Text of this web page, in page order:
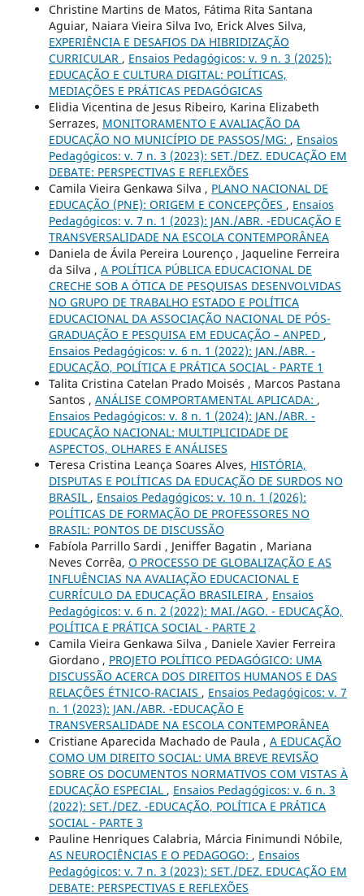
Christine Martins de Matos, Fátima Rita Santana
Aguiar, Naiara Vieira Silva Ivo, Erick Alves Silva,
EXPERIÊNCIA E DESAFIOS DA HIBRIDIZAÇÃO
CURRICULAR , Ensaios Pedagógicos: v. 9 n. 3 (2025):
EDUCAÇÃO E CULTURA DIGITAL: POLÍTICAS,
MEDIAÇÕES E PRÁTICAS PEDAGÓGICAS
Elidia Vicentina de Jesus Ribeiro, Karina Elizabeth
Serrazes, MONITORAMENTO E AVALIAÇÃO DA
EDUCAÇÃO NO MUNICÍPIO DE PASSOS/MG: , Ensaios
Pedagógicos: v. 7 n. 3 (2023): SET./DEZ. EDUCAÇÃO EM
DEBATE: PERSPECTIVAS E REFLEXÕES
Camila Vieira Genkawa Silva , PLANO NACIONAL DE
EDUCAÇÃO (PNE): ORIGEM E CONCEPÇÕES , Ensaios
Pedagógicos: v. 7 n. 1 (2023): JAN./ABR. -EDUCAÇÃO E
TRANSVERSALIDADE NA ESCOLA CONTEMPORÂNEA
Daniela de Ávila Pereira Lourenço , Jaqueline Ferreira
da Silva , A POLÍTICA PÚBLICA EDUCACIONAL DE
CRECHE SOB A ÓTICA DE PESQUISAS DESENVOLVIDAS
NO GRUPO DE TRABALHO ESTADO E POLÍTICA
EDUCACIONAL DA ASSOCIAÇÃO NACIONAL DE PÓS-
GRADUAÇÃO E PESQUISA EM EDUCAÇÃO – ANPED ,
Ensaios Pedagógicos: v. 6 n. 1 (2022): JAN./ABR. -
EDUCAÇÃO, POLÍTICA E PRÁTICA SOCIAL - PARTE 1
Talita Cristina Catelan Prado Moisés , Marcos Pastana
Santos , ANÁLISE COMPORTAMENTAL APLICADA: ,
Ensaios Pedagógicos: v. 8 n. 1 (2024): JAN./ABR. -
EDUCAÇÃO NACIONAL: MULTIPLICIDADE DE
ASPECTOS, OLHARES E ANÁLISES
Teresa Cristina Leança Soares Alves, HISTÓRIA,
DISPUTAS E POLÍTICAS DA EDUCAÇÃO DE SURDOS NO
BRASIL , Ensaios Pedagógicos: v. 10 n. 1 (2026):
POLÍTICAS DE FORMAÇÃO DE PROFESSORES NO
BRASIL: PONTOS DE DISCUSSÃO
Fabíola Parrillo Sardi , Jeniffer Bagatin , Mariana
Neves Corrêa, O PROCESSO DE GLOBALIZAÇÃO E AS
INFLUÊNCIAS NA AVALIAÇÃO EDUCACIONAL E
CURRÍCULO DA EDUCAÇÃO BRASILEIRA , Ensaios
Pedagógicos: v. 6 n. 2 (2022): MAI./AGO. - EDUCAÇÃO,
POLÍTICA E PRÁTICA SOCIAL - PARTE 2
Camila Vieira Genkawa Silva , Daniele Xavier Ferreira
Giordano , PROJETO POLÍTICO PEDAGÓGICO: UMA
DISCUSSÃO ACERCA DOS DIREITOS HUMANOS E DAS
RELAÇÕES ÉTNICO-RACIAIS , Ensaios Pedagógicos: v. 7
n. 1 (2023): JAN./ABR. -EDUCAÇÃO E
TRANSVERSALIDADE NA ESCOLA CONTEMPORÂNEA
Cristiane Aparecida Machado de Paula , A EDUCAÇÃO
COMO UM DIREITO SOCIAL: UMA BREVE REVISÃO
SOBRE OS DOCUMENTOS NORMATIVOS COM VISTAS À
EDUCAÇÃO ESPECIAL , Ensaios Pedagógicos: v. 6 n. 3
(2022): SET./DEZ. -EDUCAÇÃO, POLÍTICA E PRÁTICA
SOCIAL - PARTE 3
Pauline Henriques Calabria, Márcia Finimundi Nóbile,
AS NEUROCIÊNCIAS E O PEDAGOGO: , Ensaios
Pedagógicos: v. 7 n. 3 (2023): SET./DEZ. EDUCAÇÃO EM
DEBATE: PERSPECTIVAS E REFLEXÕES